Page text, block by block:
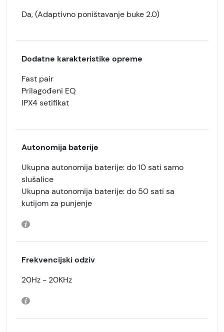
Da, (Adaptivno poništavanje buke 2.0)
Dodatne karakteristike opreme
Fast pair
Prilagođeni EQ
IPX4 setifikat
Autonomija baterije
Ukupna autonomija baterije: do 10 sati samo
slušalice
Ukupna autonomija baterije: do 50 sati sa
kutijom za punjenje
Frekvencijski odziv
20Hz - 20KHz